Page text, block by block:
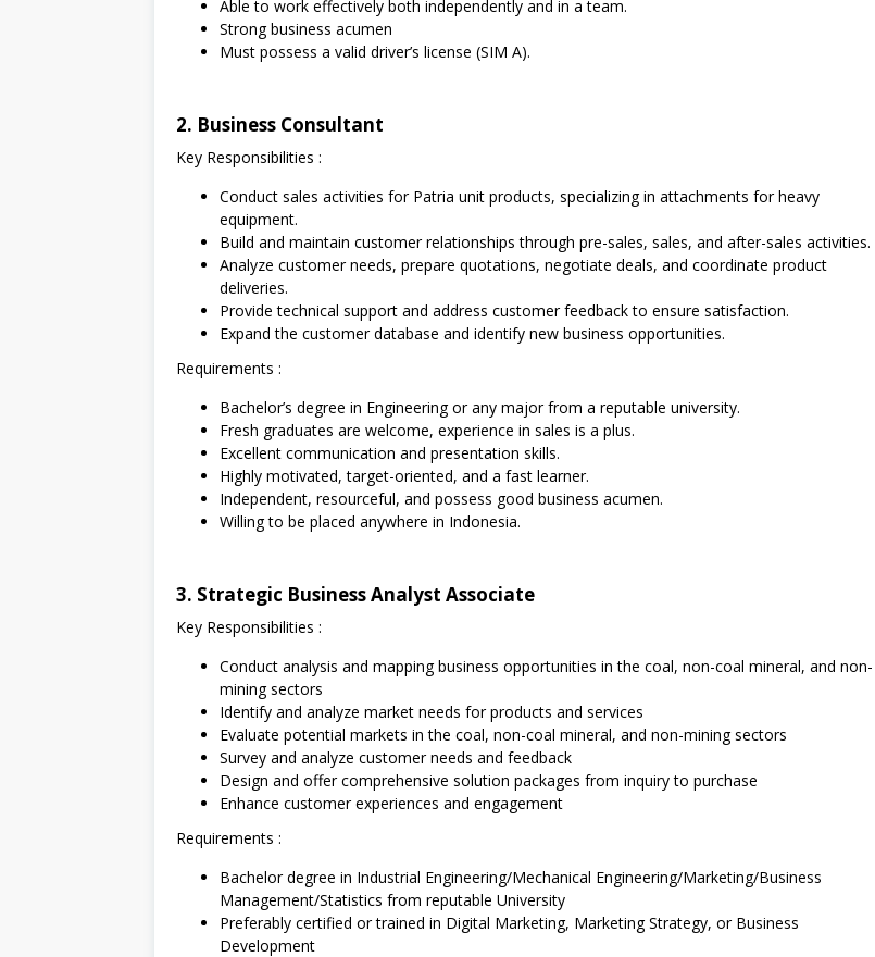
Able to work effectively both independently and in a team.
Strong business acumen
Must possess a valid driver’s license (SIM A).
2. Business Consultant
Key Responsibilities :
Conduct sales activities for Patria unit products, specializing in attachments for heavy
equipment.
Build and maintain customer relationships through pre-sales, sales, and after-sales activities.
Analyze customer needs, prepare quotations, negotiate deals, and coordinate product
deliveries.
Provide technical support and address customer feedback to ensure satisfaction.
Expand the customer database and identify new business opportunities.
Requirements :
Bachelor’s degree in Engineering or any major from a reputable university.
Fresh graduates are welcome, experience in sales is a plus.
Excellent communication and presentation skills.
Highly motivated, target-oriented, and a fast learner.
Independent, resourceful, and possess good business acumen.
Willing to be placed anywhere in Indonesia.
3. Strategic Business Analyst Associate
Key Responsibilities :
Conduct analysis and mapping business opportunities in the coal, non-coal mineral, and non-
mining sectors
Identify and analyze market needs for products and services
Evaluate potential markets in the coal, non-coal mineral, and non-mining sectors
Survey and analyze customer needs and feedback
Design and offer comprehensive solution packages from inquiry to purchase
Enhance customer experiences and engagement
Requirements :
Bachelor degree in Industrial Engineering/Mechanical Engineering/Marketing/Business
Management/Statistics from reputable University
Preferably certified or trained in Digital Marketing, Marketing Strategy, or Business
Development